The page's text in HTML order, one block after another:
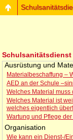
Schulsanitätsdienst
Ausrüstung und
Materialbeschaffung –
AED an der Schule
Welches Material
Welches Material ist
welches eigentlich
Wartung und Pflege der
Organisation
Wie kann ein Dienst-/